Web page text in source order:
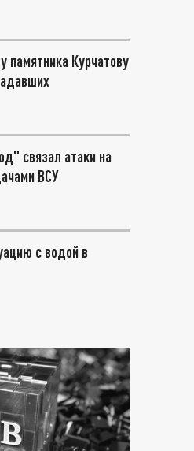
памятника Курчатову
связал атаки на
ВСУ
с водой в